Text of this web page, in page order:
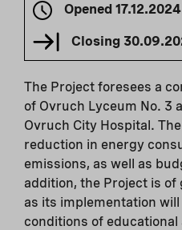
Opened 17.12.2024
Closing
The Project foresees a
of Ovruch Lyceum No. 3
Ovruch City Hospital.
reduction in energy
emissions, as well as
addition, the Project is
as its implementation
conditions of